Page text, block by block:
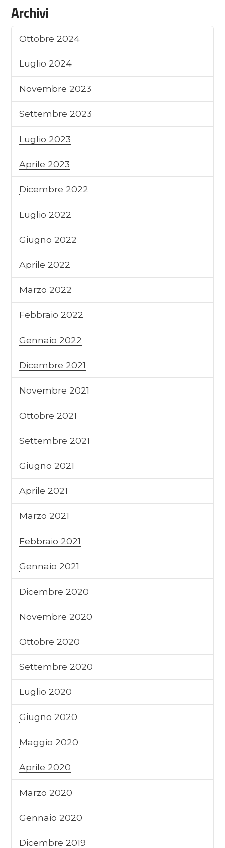
Archivi
Ottobre 2024
Luglio 2024
Novembre 2023
Settembre 2023
Luglio 2023
Aprile 2023
Dicembre 2022
Luglio 2022
Giugno 2022
Aprile 2022
Marzo 2022
Febbraio 2022
Gennaio 2022
Dicembre 2021
Novembre 2021
Ottobre 2021
Settembre 2021
Giugno 2021
Aprile 2021
Marzo 2021
Febbraio 2021
Gennaio 2021
Dicembre 2020
Novembre 2020
Ottobre 2020
Settembre 2020
Luglio 2020
Giugno 2020
Maggio 2020
Aprile 2020
Marzo 2020
Gennaio 2020
Dicembre 2019